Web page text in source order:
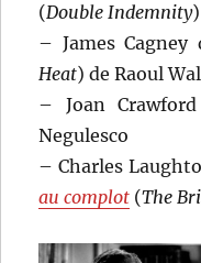
(Double Indemnity
– James Cagney
Heat) de Raoul
– Joan
Negulesco
– Charles
au complot (The